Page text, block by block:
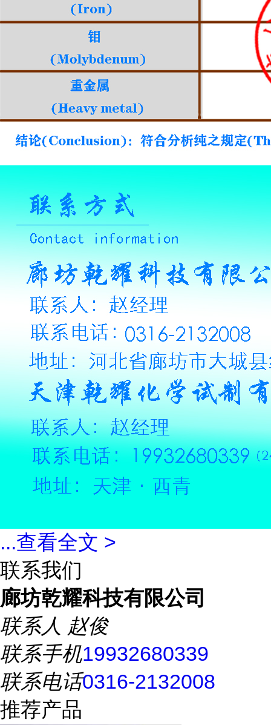
...查看全文 >
联系我们
廊坊乾耀科技有限公司
联系人 赵俊
联系手机19932680339
联系电话0316-2132008
推荐产品